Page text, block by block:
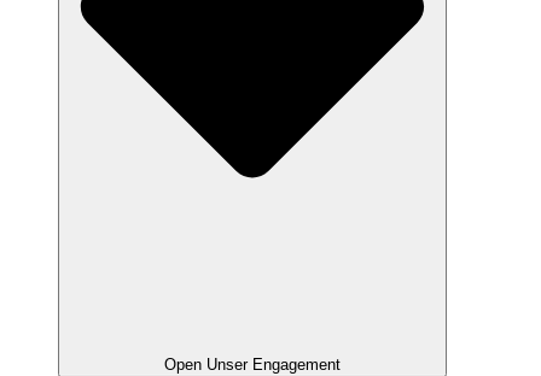
Open Unser Engagement